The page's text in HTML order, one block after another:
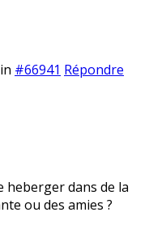
#66941 Répondre
heberger dans de la
ou des amies ?